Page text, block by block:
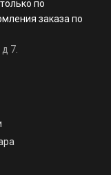
по
заказа по
7.